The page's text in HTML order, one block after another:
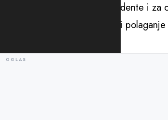
samo za njih, nego za sve studente i
amfiteatre i da im se omogući